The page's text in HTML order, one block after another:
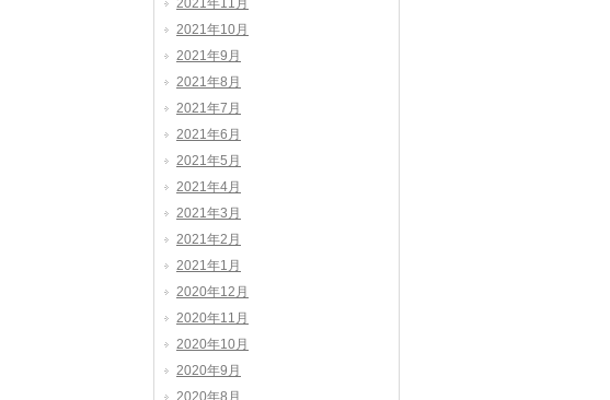
2021年11月
2021年10月
2021年9月
2021年8月
2021年7月
2021年6月
2021年5月
2021年4月
2021年3月
2021年2月
2021年1月
2020年12月
2020年11月
2020年10月
2020年9月
2020年8月